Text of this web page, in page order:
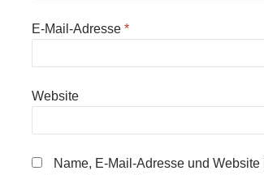
E-Mail-Adresse *
Website
Name, E-Mail-Adresse und